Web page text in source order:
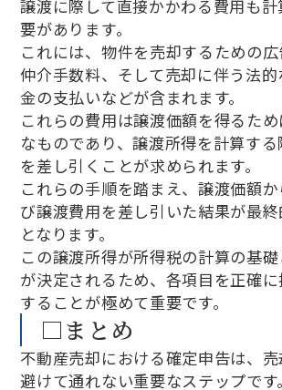
譲渡に際して直接かかわる費用も
要があります。
これには、物件を売却するための
仲介手数料、そして売却に伴う法
金の支払いなどが含まれます。
これらの費用は譲渡価額を得るた
なものであり、譲渡所得を計算す
を差し引くことが求められます。
これらの手順を踏まえ、譲渡価額
び譲渡費用を差し引いた結果が最
となります。
この譲渡所得が所得税の計算の基
が決定されるため、各項目を正確
することが極めて重要です。
□まとめ
不動産売却における確定申告は、
避けて通れない重要なステップです。